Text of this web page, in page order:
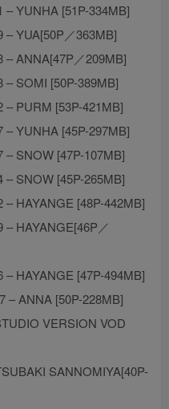
– YUNHA [51P-334MB]
– YUA[50P／363MB]
– ANNA[47P／209MB]
– SOMI [50P-389MB]
– PURM [53P-421MB]
– YUNHA [45P-297MB]
– SNOW [47P-107MB]
– SNOW [45P-265MB]
HAYANGE [48P-442MB]
– HAYANGE[46P／
HAYANGE [47P-494MB]
– ANNA [50P-228MB]
VERSION VOD
SANNOMIYA[40P-